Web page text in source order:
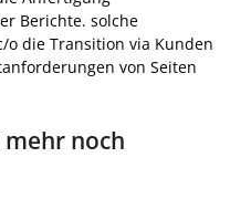
Berichte. solche
die Transition via Kunden
von Seiten
noch